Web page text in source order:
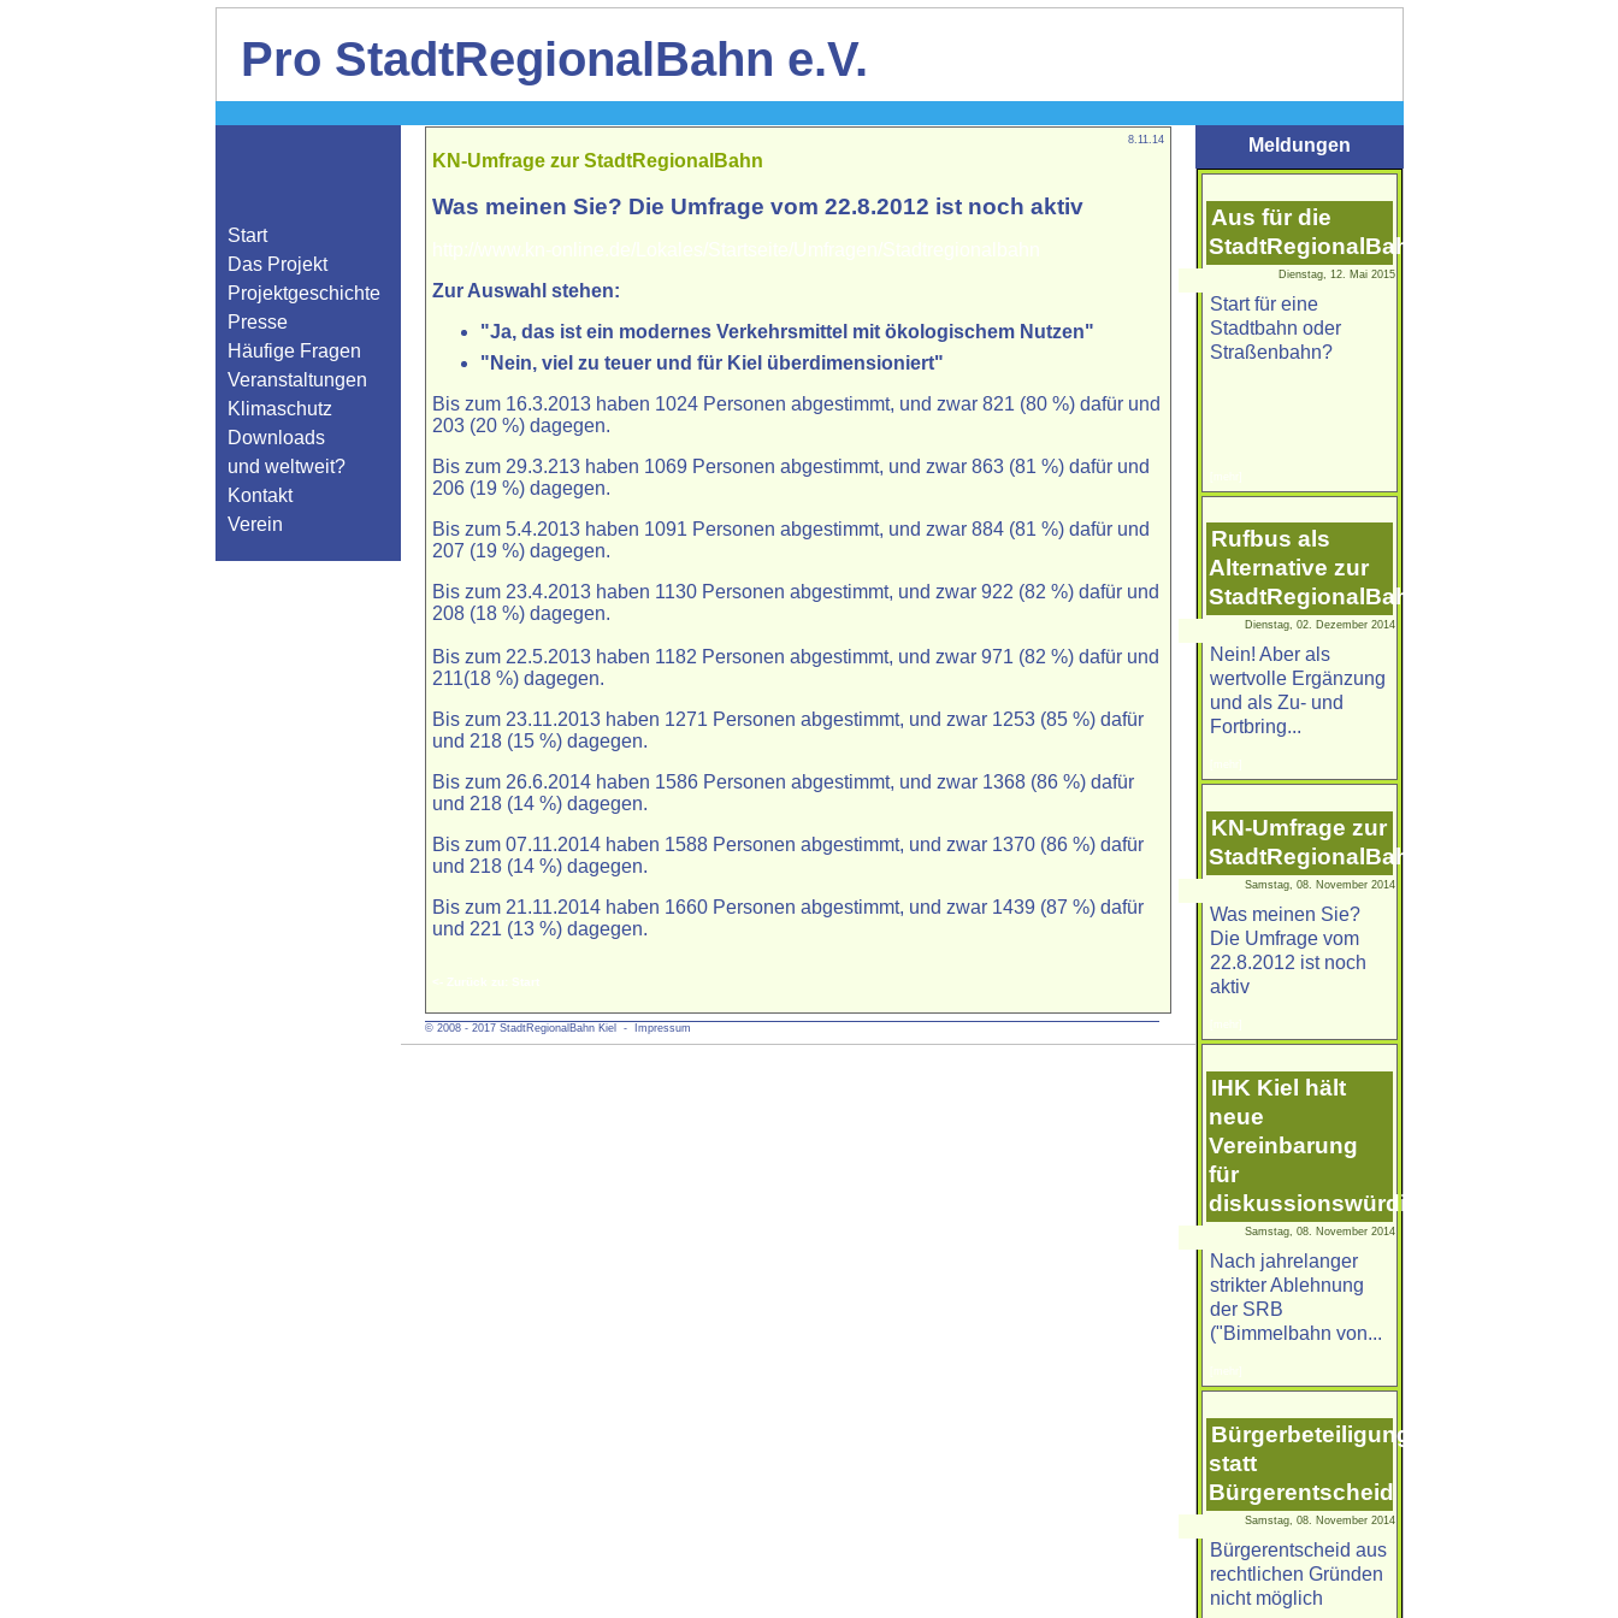
Pro StadtRegionalBahn e.V.
Start
Das Projekt
Projektgeschichte
Presse
Häufige Fragen
Veranstaltungen
Klimaschutz
Downloads
und weltweit?
Kontakt
Verein
8.11.14
KN-Umfrage zur StadtRegionalBahn
Was meinen Sie? Die Umfrage vom 22.8.2012 ist noch aktiv
http://www.kn-online.de/Lokales/Startseite/Umfragen/Stadtregionalbahn
Zur Auswahl stehen:
"Ja, das ist ein modernes Verkehrsmittel mit ökologischem Nutzen"
"Nein, viel zu teuer und für Kiel überdimensioniert"
Bis zum 16.3.2013 haben 1024 Personen abgestimmt, und zwar 821 (80 %) dafür und
203 (20 %) dagegen.
Bis zum 29.3.213 haben 1069 Personen abgestimmt, und zwar 863 (81 %) dafür und
206 (19 %) dagegen.
Bis zum 5.4.2013 haben 1091 Personen abgestimmt, und zwar 884 (81 %) dafür und
207 (19 %) dagegen.
Bis zum 23.4.2013 haben 1130 Personen abgestimmt, und zwar 922 (82 %) dafür und
208 (18 %) dagegen.
Bis zum 22.5.2013 haben 1182 Personen abgestimmt, und zwar 971 (82 %) dafür und
211(18 %) dagegen.
Bis zum 23.11.2013 haben 1271 Personen abgestimmt, und zwar 1253 (85 %) dafür
und 218 (15 %) dagegen.
Bis zum 26.6.2014 haben 1586 Personen abgestimmt, und zwar 1368 (86 %) dafür
und 218 (14 %) dagegen.
Bis zum 07.11.2014 haben 1588 Personen abgestimmt, und zwar 1370 (86 %) dafür
und 218 (14 %) dagegen.
Bis zum 21.11.2014 haben 1660 Personen abgestimmt, und zwar 1439 (87 %) dafür
und 221 (13 %) dagegen.
<- Zurück zu: Start
© 2008 - 2017 StadtRegionalBahn Kiel - Impressum
Meldungen
Aus für die
StadtRegionalBahn
Dienstag, 12. Mai 2015
Start für eine
Stadtbahn oder
Straßenbahn?
Rufbus als
Alternative zur
StadtRegionalBahn?
Dienstag, 02. Dezember 2014
Nein! Aber als
wertvolle Ergänzung
und als Zu- und
Fortbring...
KN-Umfrage zur
StadtRegionalBahn
Samstag, 08. November 2014
Was meinen Sie?
Die Umfrage vom
22.8.2012 ist noch
aktiv
IHK Kiel hält
neue
Vereinbarung
für
diskussionswürdig
Samstag, 08. November 2014
Nach jahrelanger
strikter Ablehnung
der SRB
("Bimmelbahn von...
Bürgerbeteiligung
statt
Bürgerentscheid
Samstag, 08. November 2014
Bürgerentscheid aus
rechtlichen Gründen
nicht möglich